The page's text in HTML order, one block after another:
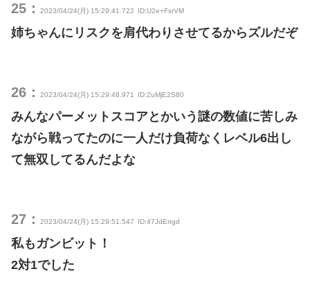
25： 2023/04/24(月) 15:29:41.722 ID:U2e+FsrVM
姉ちゃんにリスクを肩代わりさせてるからズルだぞ
26： 2023/04/24(月) 15:29:48.971 ID:2uMjE2S80
みんなパーメットスコアとかいう謎の数値に苦しみ
ながら戦ってたのに一人だけ負荷なくレベル6出し
て無双してるんだよな
27： 2023/04/24(月) 15:29:51.547 ID:47JdErrgd
私もガンビット！
2対1でした